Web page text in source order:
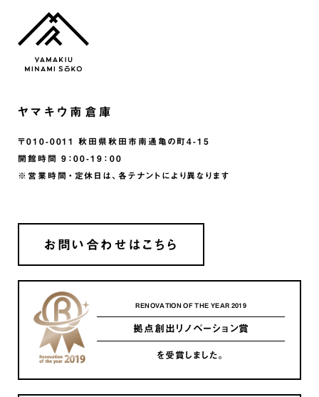
ヤマキウ南倉庫
〒010-0011 秋田県秋田市南通亀の町4-15
開館時間 9：00-19：00
※営業時間・定休日は、各テナントにより異なります
お問い合わせはこちら
RENOVATION OF THE YEAR 2019
拠点創出リノベーション賞
を受賞しました。